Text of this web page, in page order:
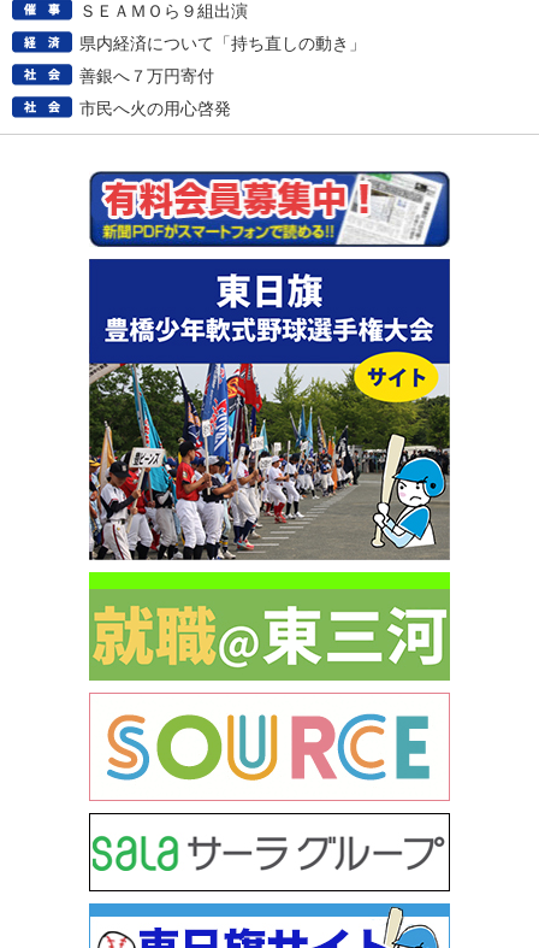
ＳＥＡＭＯら９組出演
県内経済について「持ち直しの動き」
善銀へ７万円寄付
市民へ火の用心啓発